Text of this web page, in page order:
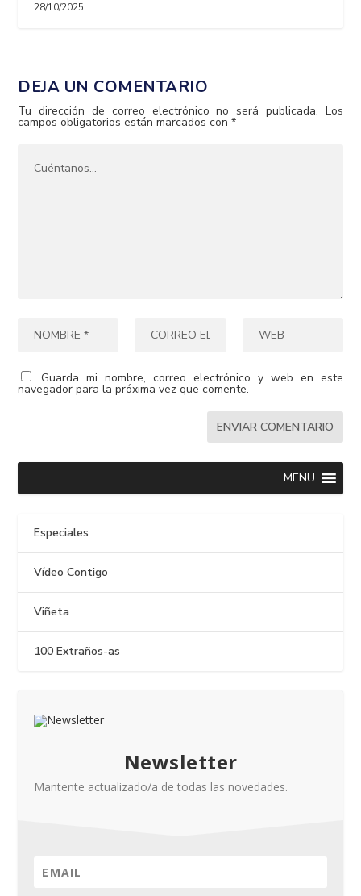
28/10/2025
DEJA UN COMENTARIO
Tu dirección de correo electrónico no será publicada. Los
campos obligatorios están marcados con*
Guarda mi nombre, correo electrónico y web en este
navegador para la próxima vez que comente.
MENU
Especiales
Vídeo Contigo
Viñeta
100 Extraños-as
Newsletter
Mantente actualizado/a de todas las novedades.